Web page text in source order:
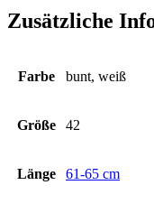
Zusätzliche
Farbe bunt, weiß
Größe 42
Länge 61-65 cm